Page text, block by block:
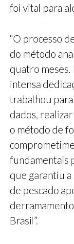
foi vital para
“O processo
do método
quatro meses.
intensa
trabalhou
dados,
o método de
fundamentais
que garantiu
de pescado
Brasil”.